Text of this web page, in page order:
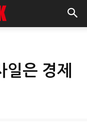
일은 경제